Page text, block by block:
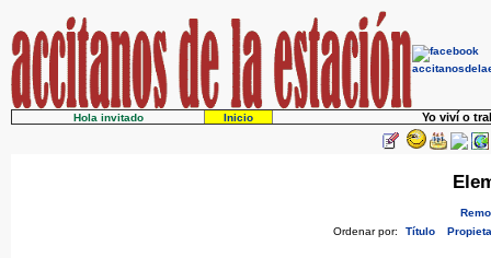
Hola invitado Inicio Yo viví o
Ordenar por:
Título